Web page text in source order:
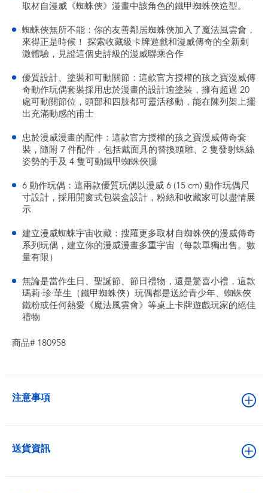
取材自漫威《蜘蛛俠》漫畫中該角色的鐵甲蜘蛛俠造型。
蜘蛛俠無所不能：你的友善鄰居蜘蛛俠加入了魔法風雲會，
來得正是時候！ 探索收藏級卡牌遊戲和漫威傳奇的全新刺
激體驗，見證這個史詩級的漫威聯乘合作
優質設計、塗裝和可動關節：這款官方授權的孩之寶漫威傳
奇動作玩偶套裝採用忠於漫畫的設計逾塗裝，擁有超過 20
處可動關節位，頭部和四肢都可靈活移動，能在陳列架上擺
出充滿動感的甫士
忠於漫威漫畫的配件：這款官方授權的孩之寶漫威傳奇套
裝，隨附 7 件配件，包括戴面具的替換頭雕、2 隻發射蛛絲
姿勢的手及 4 隻可動鐵甲蜘蛛俠腿
6 動作玩偶：這兩款優質玩偶以漫威 6 (15 cm) 動作玩偶尺
寸設計，採用開窗式包裝盒設計，粉絲和收藏家可以盡情展
示
建立漫威蜘蛛宇宙收藏：搜羅更多取材自蜘蛛俠的漫威傳奇
系列玩偶，建立你的漫威漫畫多重宇宙（每款單獨出售。數
量有限）
無論是當作生日、聖誕節、節日禮物，還是驚喜小禮，這款
瑪莉·珍·華生（鐵甲蜘蛛俠）玩偶都是送給青少年、蜘蛛俠
鐵粉或任何熱愛《魔法風雲會》等桌上卡牌遊戲玩家的絕佳
禮物
商品# 180958
注意事項
送貨資訊